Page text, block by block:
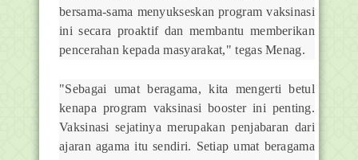
bersama-sama menyukseskan program vaksinasi
ini secara proaktif dan membantu memberikan
pencerahan kepada masyarakat," tegas Menag.
"Sebagai umat beragama, kita mengerti betul
kenapa program vaksinasi booster ini penting.
Vaksinasi sejatinya merupakan penjabaran dari
ajaran agama itu sendiri. Setiap umat beragama